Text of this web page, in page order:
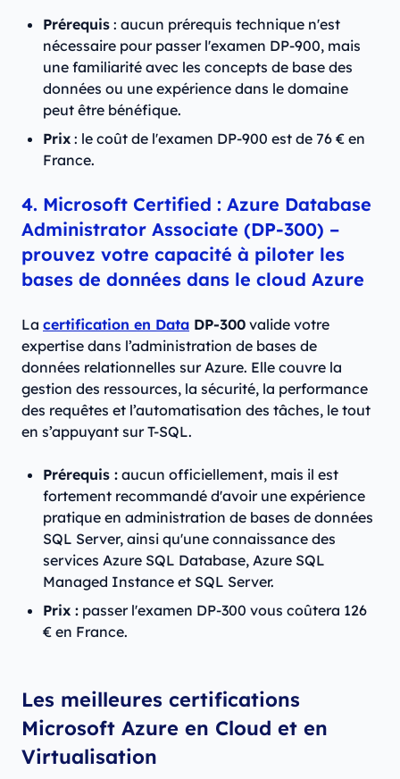
Prérequis : aucun prérequis technique n'est
nécessaire pour passer l'examen DP-900, mais
une familiarité avec les concepts de base des
données ou une expérience dans le domaine
peut être bénéfique.
Prix : le coût de l'examen DP-900 est de 76 € en
France.
4. Microsoft Certified : Azure Database
Administrator Associate (DP-300) –
prouvez votre capacité à piloter les
bases de données dans le cloud Azure
La certification en Data DP-300 valide votre
expertise dans l’administration de bases de
données relationnelles sur Azure. Elle couvre la
gestion des ressources, la sécurité, la performance
des requêtes et l’automatisation des tâches, le tout
en s’appuyant sur T-SQL.
Prérequis : aucun officiellement, mais il est
fortement recommandé d'avoir une expérience
pratique en administration de bases de données
SQL Server, ainsi qu'une connaissance des
services Azure SQL Database, Azure SQL
Managed Instance et SQL Server.
Prix : passer l'examen DP-300 vous coûtera 126
€ en France.
Les meilleures certifications
Microsoft Azure en Cloud et en
Virtualisation